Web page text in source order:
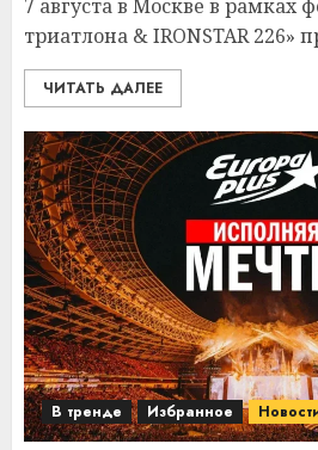
7 августа в Москве в рамках
триатлона & IRONSTAR 226»
ЧИТАТЬ ДАЛЕЕ
В тренде Избранное